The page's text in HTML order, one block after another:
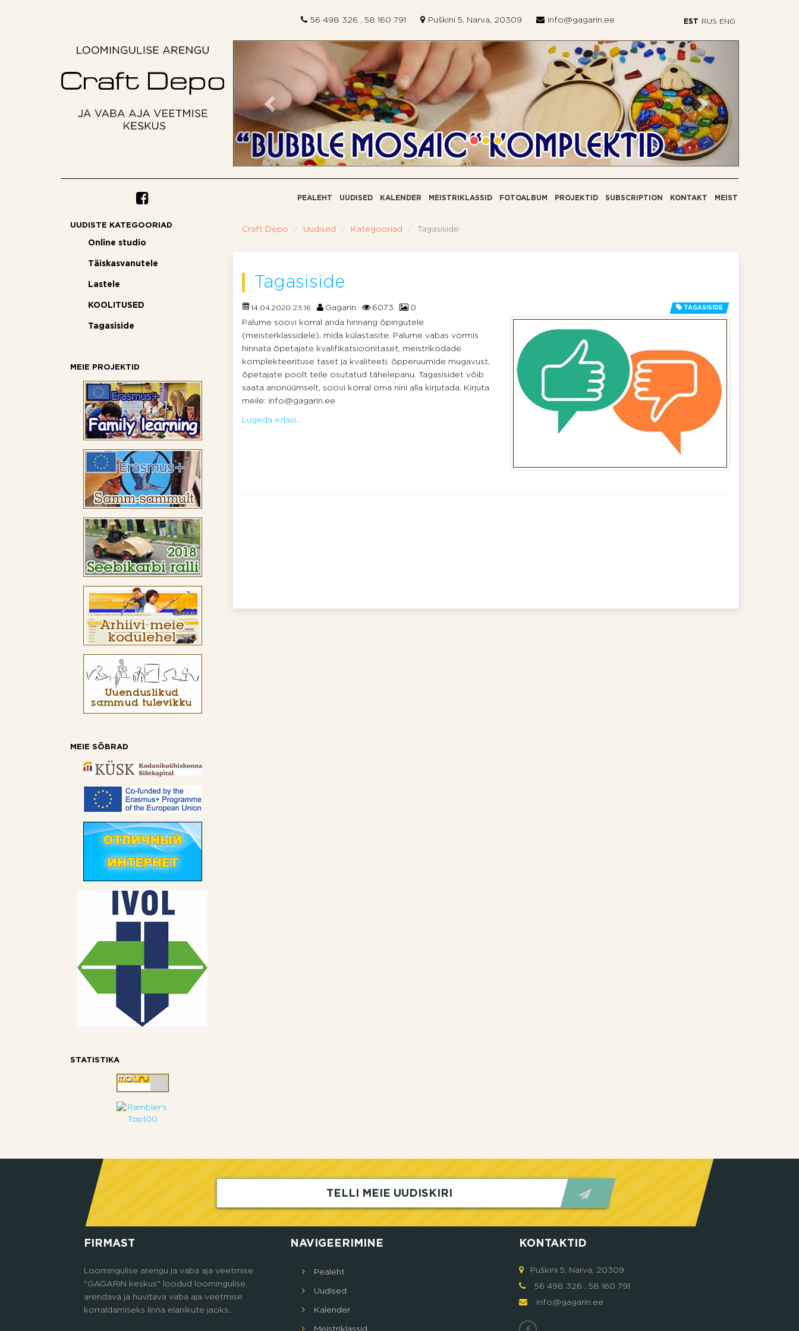
56 498 326 , 58 160 791 Puškini 5, Narva, 20309 info@gagarin.ee ENG
RUS
EST
Eelmine Järgmine
PEALEHT UUDISED КALENDER MEISTRIKLASSID FOTOALBUM PROJEKTID SUBSCRIPTION KONTAKT MEIST
UUDISTE KATEGOORIAD
Online studio
Täiskasvanutele
Lastele
KOOLITUSED
Tagasiside
MEIE PROJEKTID
MEIE SÕBRAD
STATISTIKA
Craft Depo Uudised Kategooriad Tagasiside
Tagasiside
14.04.2020 23:16 Gagarin 6073 0 TAGASISIDE
Palume soovi korral anda hinnang õpingutele
(meisterklassidele), mida külastasite. Palume vabas vormis
hinnata õpetajate kvalifikatsioonitaset, meistrikodade
komplekteerituse taset ja kvaliteeti, õpperuumide mugavust,
õpetajate poolt teile osutatud tähelepanu. Tagasisidet võib
saata anonüümselt, soovi korral oma nini alla kirjutada. Kirjuta
meile: info@gagarin.ee
Lugeda edasi...
TELLI MEIE UUDISKIRI
FIRMAST
Loomingulise arengu ja vaba aja veetmise
"GAGARIN keskus" loodud loomingulise,
arendava ja huvitava vaba aja veetmise
korraldamiseks linna elanikute jaoks..
NAVIGEERIMINE
Pealeht
Uudised
Кalender
Meistriklassid
KONTAKTID
Puškini 5, Narva, 20309
56 498 326 , 58 160 791
info@gagarin.ee